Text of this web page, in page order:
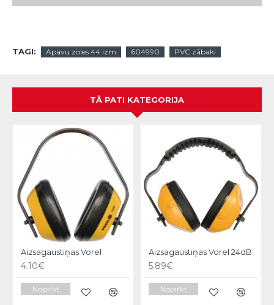
TAGI: Apavu zoles 44 izm 604990 PVC zābaki
TĀ PATI KATEGORIJA
Aizsagaustiņas Vorel
4.10€
Nopirkt
Aizsagaustiņas Vorel 24dB
5.89€
Nopirkt